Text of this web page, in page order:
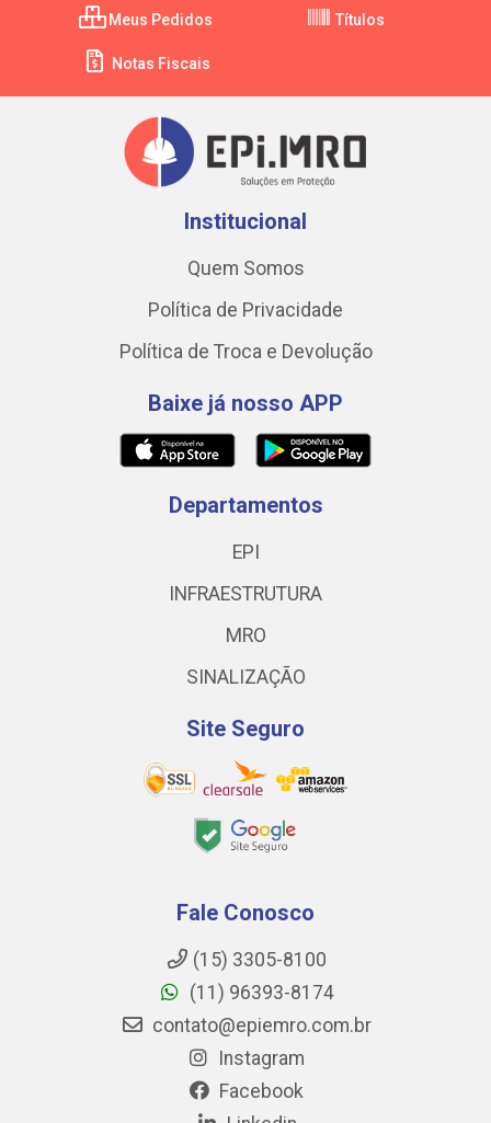
Meus Pedidos Títulos
Notas Fiscais
Institucional
Quem Somos
Política de Privacidade
Política de Troca e Devolução
Baixe já nosso APP
Departamentos
EPI
INFRAESTRUTURA
MRO
SINALIZAÇÃO
Site Seguro
Fale Conosco
(15) 3305-8100
(11) 96393-8174
contato@epiemro.com.br
Instagram
Facebook